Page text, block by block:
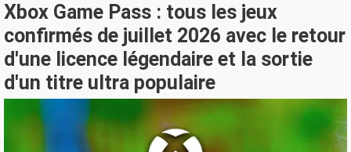
Xbox Game Pass : tous les jeux
confirmés de juillet 2026 avec le retour
d'une licence légendaire et la sortie
d'un titre ultra populaire